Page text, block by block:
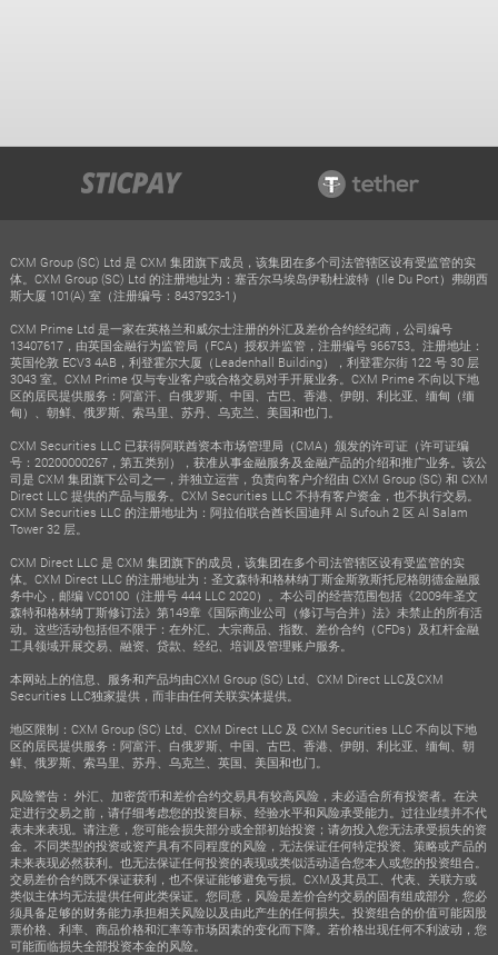
CXM Group (SC) Ltd 是 CXM 集团旗下成员，该集团在多个司法管辖区设有受监管的实
体。CXM Group (SC) Ltd 的注册地址为：塞舌尔马埃岛伊勒杜波特（Ile Du Port）弗朗西
斯大厦 101(A) 室（注册编号：8437923-1）
CXM Prime Ltd 是一家在英格兰和威尔士注册的外汇及差价合约经纪商，公司编号
13407617，由英国金融行为监管局（FCA）授权并监管，注册编号 966753。注册地址：
英国伦敦 ECV3 4AB，利登霍尔大厦（Leadenhall Building），利登霍尔街 122 号 30 层
3043 室。CXM Prime 仅与专业客户或合格交易对手开展业务。CXM Prime 不向以下地
区的居民提供服务：阿富汗、白俄罗斯、中国、古巴、香港、伊朗、利比亚、缅甸（缅
甸）、朝鲜、俄罗斯、索马里、苏丹、乌克兰、美国和也门。
CXM Securities LLC 已获得阿联酋资本市场管理局（CMA）颁发的许可证（许可证编
号：20200000267，第五类别），获准从事金融服务及金融产品的介绍和推广业务。该公
司是 CXM 集团旗下公司之一，并独立运营，负责向客户介绍由 CXM Group (SC) 和 CXM
Direct LLC 提供的产品与服务。CXM Securities LLC 不持有客户资金，也不执行交易。
CXM Securities LLC 的注册地址为：阿拉伯联合酋长国迪拜 Al Sufouh 2 区 Al Salam
Tower 32 层。
CXM Direct LLC 是 CXM 集团旗下的成员，该集团在多个司法管辖区设有受监管的实
体。CXM Direct LLC 的注册地址为：圣文森特和格林纳丁斯金斯敦斯托尼格朗德金融服
务中心，邮编 VC0100（注册号 444 LLC 2020）。本公司的经营范围包括《2009年圣文
森特和格林纳丁斯修订法》第149章《国际商业公司（修订与合并）法》未禁止的所有活
动。这些活动包括但不限于：在外汇、大宗商品、指数、差价合约（CFDs）及杠杆金融
工具领域开展交易、融资、贷款、经纪、培训及管理账户服务。
本网站上的信息、服务和产品均由CXM Group (SC) Ltd、CXM Direct LLC及CXM
Securities LLC独家提供，而非由任何关联实体提供。
地区限制：CXM Group (SC) Ltd、CXM Direct LLC 及 CXM Securities LLC 不向以下地
区的居民提供服务：阿富汗、白俄罗斯、中国、古巴、香港、伊朗、利比亚、缅甸、朝
鲜、俄罗斯、索马里、苏丹、乌克兰、英国、美国和也门。
风险警告： 外汇、加密货币和差价合约交易具有较高风险，未必适合所有投资者。在决
定进行交易之前，请仔细考虑您的投资目标、经验水平和风险承受能力。过往业绩并不代
表未来表现。请注意，您可能会损失部分或全部初始投资；请勿投入您无法承受损失的资
金。不同类型的投资或资产具有不同程度的风险，无法保证任何特定投资、策略或产品的
未来表现必然获利。也无法保证任何投资的表现或类似活动适合您本人或您的投资组合。
交易差价合约既不保证获利，也不保证能够避免亏损。CXM及其员工、代表、关联方或
类似主体均无法提供任何此类保证。您同意，风险是差价合约交易的固有组成部分，您必
须具备足够的财务能力承担相关风险以及由此产生的任何损失。投资组合的价值可能因股
票价格、利率、商品价格和汇率等市场因素的变化而下降。若价格出现任何不利波动，您
可能面临损失全部投资本金的风险。